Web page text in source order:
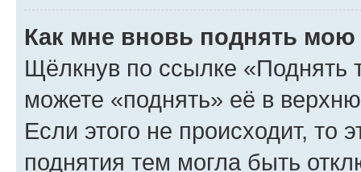
Как мне вновь поднять мою
Щёлкнув по ссылке «Поднять
можете «поднять» её в
Если этого не происходит, то
поднятия тем могла быть